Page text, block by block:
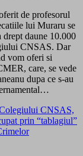
de profesorul
lui Muraru se
drept daune 10.000
CNSAS. Dar
vom oferi si
care, se vede
dupa ce s-au
CNSAS,
prin “tablagiul”